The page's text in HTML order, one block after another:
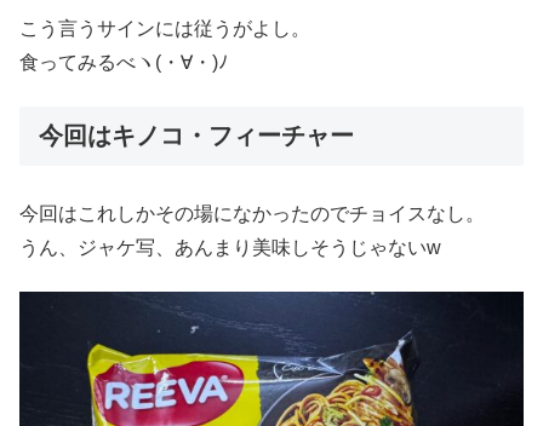
こう言うサインには従うがよし。
食ってみるべヽ(・∀・)ﾉ
今回はキノコ・フィーチャー
今回はこれしかその場になかったのでチョイスなし。
うん、ジャケ写、あんまり美味しそうじゃないw